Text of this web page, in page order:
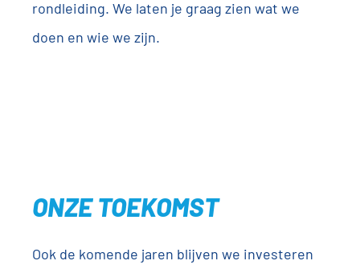
rondleiding. We laten je graag zien wat we
doen en wie we zijn.
ONZE TOEKOMST
Ook de komende jaren blijven we investeren